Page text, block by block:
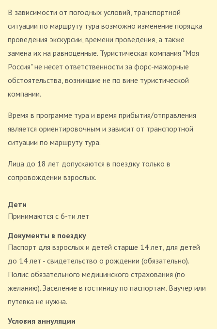
В зависимости от погодных условий, транспортной
ситуации по маршруту тура возможно изменение порядка
проведения экскурсии, времени проведения, а также
замена их на равноценные. Туристическая компания "Моя
Россия" не несет ответственности за форс-мажорные
обстоятельства, возникшие не по вине туристической
компании.
Время в программе тура и время прибытия/отправления
является ориентировочным и зависит от транспортной
ситуации по маршруту тура.
Лица до 18 лет допускаются в поездку только в
сопровождении взрослых.
Дети
Принимаются c 6-ти лет
Документы в поездку
Паспорт для взрослых и детей старше 14 лет, для детей
до 14 лет - свидетельство о рождении (обязательно).
Полис обязательного медицинского страхования (по
желанию). Заселение в гостиницу по паспортам. Ваучер или
путевка не нужна.
Условия аннуляции